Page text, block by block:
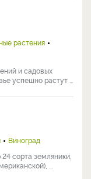
растения
и садовых
успешно растут ...
Виноград
сорта земляники,
...